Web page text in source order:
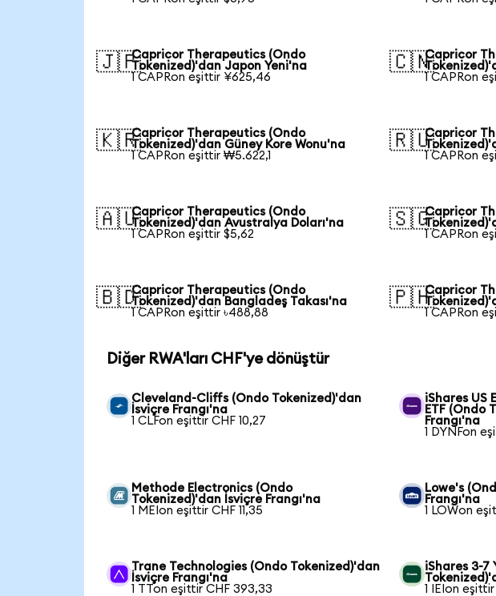
🇯🇵Capricor Therapeutics (Ondo
Tokenized)'dan Japon Yeni'na
1 CAPRon eşittir ¥625,46
🇨🇳Capricor
1 CAPRon
🇰🇷Capricor Therapeutics (Ondo
Tokenized)'dan Güney Kore Wonu'na
1 CAPRon eşittir ₩5.622,1
🇷🇺Capricor
1 CAPRon
🇦🇺Capricor Therapeutics (Ondo
Tokenized)'dan Avustralya Doları'na
1 CAPRon eşittir $5,62
🇸🇬Capricor
1 CAPRon
🇧🇩Capricor Therapeutics (Ondo
Tokenized)'dan Bangladeş Takası'na
1 CAPRon eşittir ৳488,88
🇵🇭Capricor
1 CAPRon
Diğer RWA'ları CHF'ye dönüştür
Cleveland-Cliffs (Ondo Tokenized)'dan
İsviçre Frangı'na
1 CLFon eşittir CHF 10,27
iShares US
ETF (Ondo
Frangı'na
1 DYNFon
Methode Electronics (Ondo
Tokenized)'dan İsviçre Frangı'na
1 MEIon eşittir CHF 11,35
Lowe's
Frangı'na
1 LOWon
Trane Technologies (Ondo Tokenized)'dan
İsviçre Frangı'na
1 TTon eşittir CHF 393,33
iShares 3-7
1 IEIon